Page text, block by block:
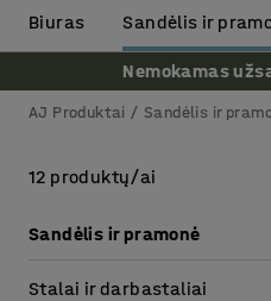
Biuras Sandėlis ir
Nemokamas
AJ Produktai Sandėlis ir
12 produktų/ai
Sandėlis ir pramonė
Stalai ir darbastaliai